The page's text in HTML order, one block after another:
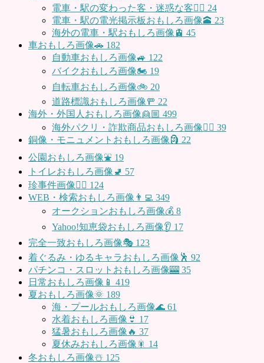
電車・駅の変わった客・迷惑な客🤦‍♀️ 24
電車・駅の電光掲示板おもしろ画像🕋 23
海外の電車・駅おもしろ画像🚊 45
車おもしろ画像🚗 182
自動車おもしろ画像🚙 122
バイクおもしろ画像🏍 19
自転車おもしろ画像🚲 20
道路標識おもしろ画像🚥 22
海外・外国人おもしろ画像👱🏼 499
海外パクリ・詐欺商品おもしろ画像🙅‍♀️ 39
銅像・モニュメントおもしろ画像🗿 22
公園おもしろ画像⛲️ 19
トイレおもしろ画像🚽 57
珍事件画像👮‍♂️ 124
WEB・検索おもしろ画像👨‍💻 349
オークションおもしろ画像💰 8
Yahoo!知恵袋おもしろ画像👂 17
完全一致おもしろ画像🎭 123
着ぐるみ・ゆるキャラおもしろ画像🕺 92
パチンコ・スロットおもしろ画像🎰 35
日常おもしろ画像📱 419
夏おもしろ画像🌞 189
海・プールおもしろ画像🌊 61
水着おもしろ画像👙 17
猛暑おもしろ画像🔥 37
夏休みおもしろ画像🎇 14
冬おもしろ画像☃️ 125